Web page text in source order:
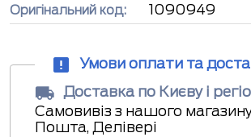
Оригінальний код: 1090949
Умови оплати та
Доставка по Києву і
Самовивіз з нашого
Пошта, Делівері